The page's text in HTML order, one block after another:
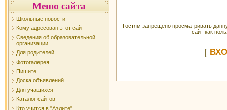
Меню сайта
Школьные новости
Кому адресован этот сайт
Сведения об образовательной
организации
Для родителей
Фотогалерея
Пишите
Доска объявлений
Для учащихся
Каталог сайтов
Кто учится в "Аэлите"
Гостям запрещено просматривать
сайт как
[